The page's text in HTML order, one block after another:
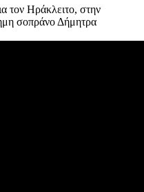
Ηράκλειτο, στην
σοπράνο Δήμητρα